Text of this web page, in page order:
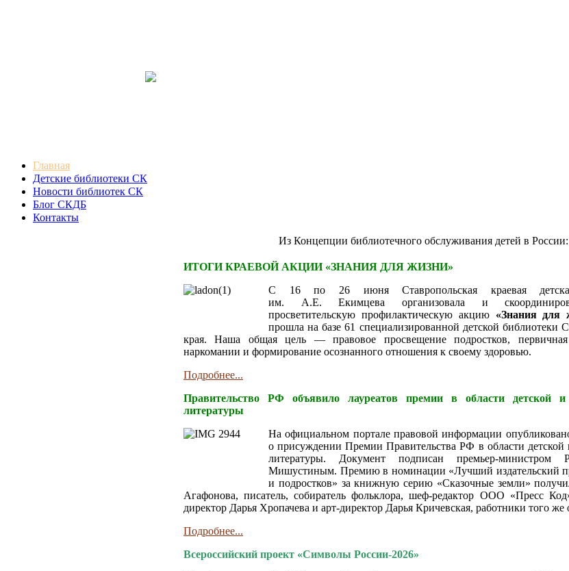
Главная
Детские библиотеки СК
Новости библиотек СК
Блог СКДБ
Контакты
Из Концепции библиотечного обслуживания детей в России:
ИТОГИ КРАЕВОЙ АКЦИИ «ЗНАНИЯ ДЛЯ ЖИЗНИ»
С 16 по 26 июня Ставропольская краевая
им. А.Е. Екимцева организовала и
просветительскую профилактическую акцию «Знания для
прошла на базе 61 специализированной детской библиотеки
края. Наша общая цель — правовое просвещение подростков, первичная
наркомании и формирование осознанного отношения к своему здоровью.
Подробнее...
Правительство РФ объявило лауреатов премии в области детской и
литературы
На официальном портале правовой информации
о присуждении Премии Правительства РФ в области детской
литературы. Документ подписан премьер-
Мишустиным. Премию в номинации «Лучший издательский
и подростков» за книжную серию «Сказочные земли»
Агафонова, писатель, собиратель фольклора, шеф-редактор ООО «Пресс
директор Дарья Хропачева и арт-директор Дарья Кричевская, работники того же
Подробнее...
Всероссийский проект «Символы России-2026»